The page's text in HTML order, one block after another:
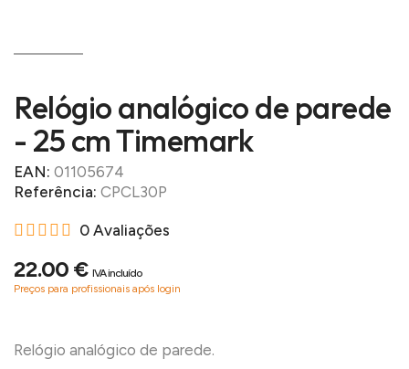
Relógio analógico de parede
- 25 cm Timemark
EAN: 01105674
Referência: CPCL30P
0 Avaliações
22.00 € IVA incluído
Preços para profissionais após login
Relógio analógico de parede.